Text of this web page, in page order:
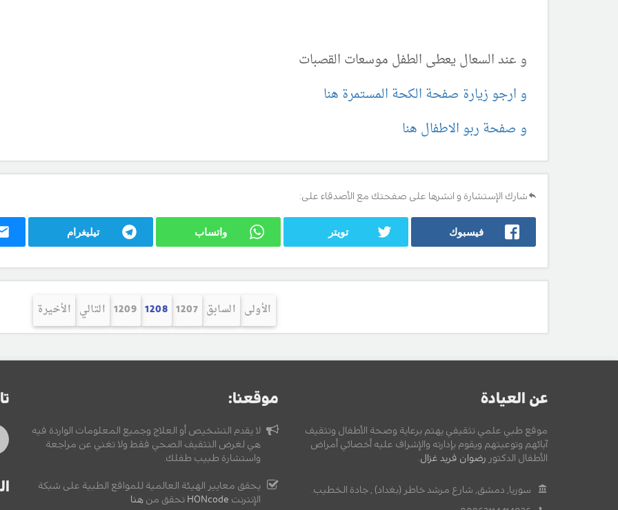
و عند السعال يعطى الطفل موسعات القصبات
و ارجو زيارة صفحة الكحة المستمرة هنا
و صفحة ربو الاطفال هنا
شارك الإستشارة و انشرها على صفحتك مع الأصدقاء على:
فيسبوك تويتر واتساب تيليغرام
الأولى السابق 1207
1208
1209 التالي الأخيرة
عن العيادة
موقع طبي علمي تثقيفي يهتم برعاية وصحة الأطفال وتثقيف
آبائهم وتوعيتهم ويقوم بإدارته والإشراف عليه أخصائي أمراض
الأطفال الدكتور رضوان فريد غزال
سوريا, دمشق, شارع مرشد خاطر (بغداد) , جادة الخطيب.
موقعنا:
لا يقدم التشخيص أو العلاج وجميع المعلومات الواردة فيه
هي لغرض التثقيف الصحي فقط ولا تغني عن مراجعة
واستشارة طبيب طفلك.
يحقق معايير الهيئة العالمية للمواقع الطبية على شبكة
الإنترنت HONcode تحقق من هنا